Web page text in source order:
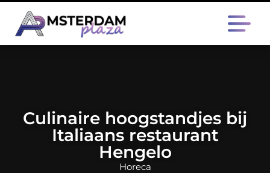
Culinaire hoogstandjes bij
Italiaans restaurant
Hengelo
Horeca